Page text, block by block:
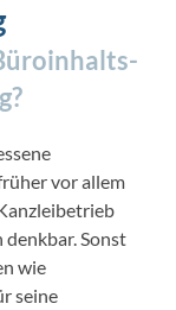
vor allem
Sonst
wie
seine